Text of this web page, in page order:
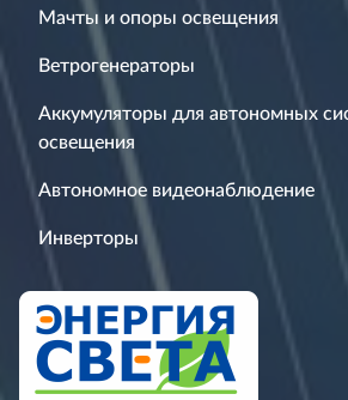
Мачты и опоры освещения
Ветрогенераторы
Аккумуляторы для автономных
освещения
Автономное видеонаблюдение
Инверторы